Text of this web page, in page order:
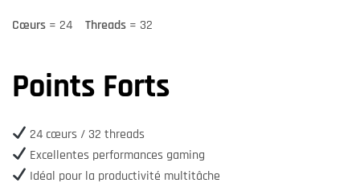
Cœurs = 24 Threads = 32
Points Forts
24 cœurs / 32 threads
Excellentes performances gaming
Idéal pour la productivité multitâche